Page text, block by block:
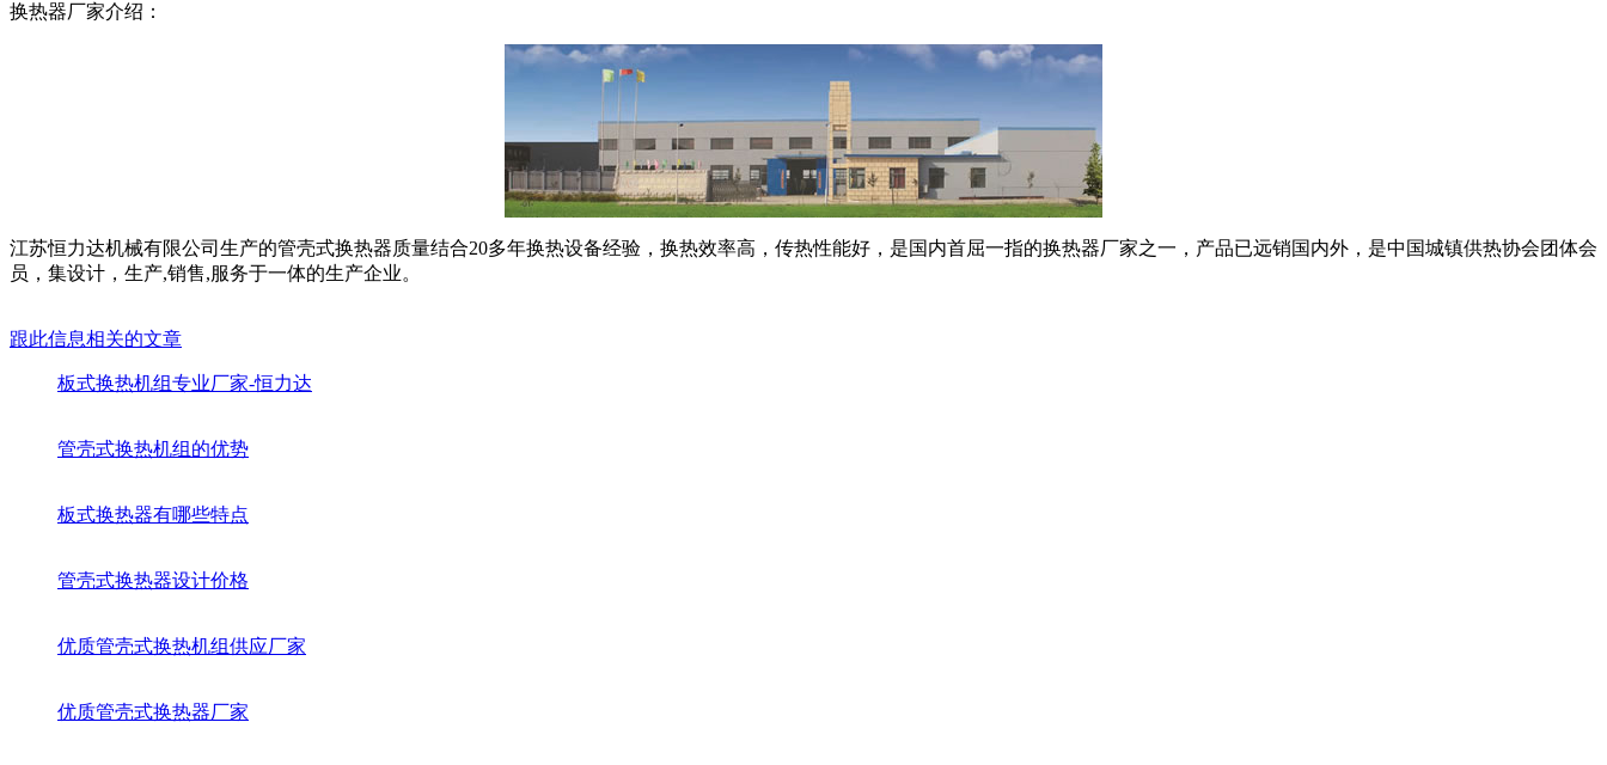
换热器厂家介绍：
江苏恒力达机械有限公司生产的管壳式换热器质量结合20多年换热设备经验，换热效率高，传热性能好，是国内首屈一指的换热器厂家之一，产品已远销国内外，是中国城镇供热协会团体会
员，集设计，生产,销售,服务于一体的生产企业。
跟此信息相关的文章
板式换热机组专业厂家-恒力达
管壳式换热机组的优势
板式换热器有哪些特点
管壳式换热器设计价格
优质管壳式换热机组供应厂家
优质管壳式换热器厂家